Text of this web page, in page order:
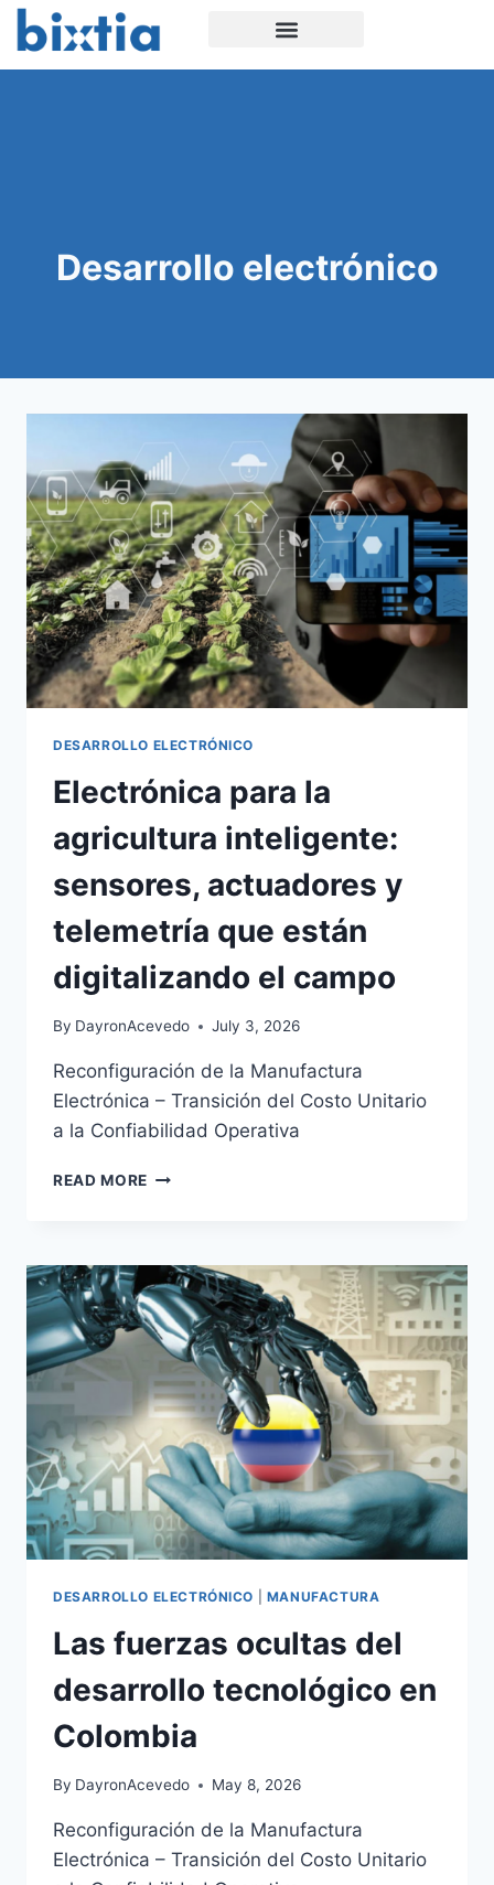
Desarrollo electrónico
DESARROLLO ELECTRÓNICO
Electrónica para la
agricultura inteligente:
sensores, actuadores y
telemetría que están
digitalizando el campo
By DayronAcevedo July 3, 2026
Reconfiguración de la Manufactura
Electrónica – Transición del Costo Unitario
a la Confiabilidad Operativa
READ MORE
DESARROLLO ELECTRÓNICO MANUFACTURA
Las fuerzas ocultas del
desarrollo tecnológico en
Colombia
By DayronAcevedo May 8, 2026
Reconfiguración de la Manufactura
Electrónica – Transición del Costo Unitario